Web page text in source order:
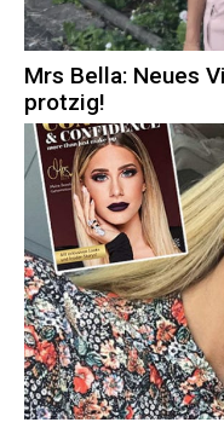
Mrs Bella: Neues
protzig!